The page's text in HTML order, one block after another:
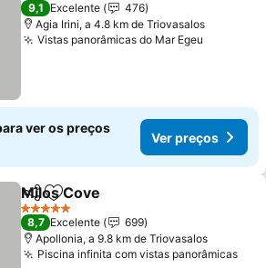
9,1 Excelente
476
Agia Irini, a 4.8 km de Triovasalos
Vistas panorâmicas do Mar Egeu
ver os preços
Ver preços
PartilharAdicionar aos favoritos
Milos Cove
5 Estrelas
8,7 Excelente
699
Apollonia, a 9.8 km de Triovasalos
Piscina infinita com vistas panorâmicas